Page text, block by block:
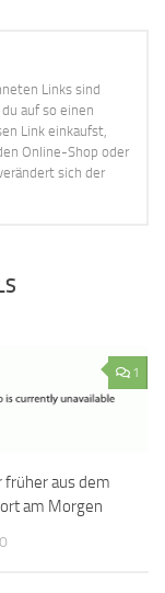
Links sind
auf so einen
Link einkaufst,
Online-Shop oder
sich der
1
früher aus dem
am Morgen